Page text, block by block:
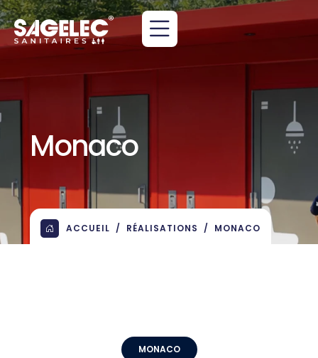
Monaco
ACCUEIL RÉALISATIONS MONACO
MONACO